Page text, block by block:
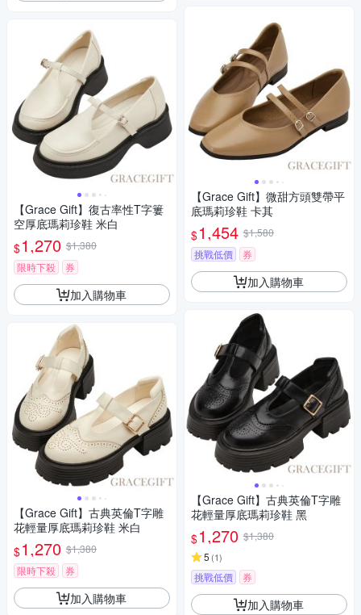
【Grace Gift】復古率性T字簍
空厚底瑪莉珍鞋 米白
$1,270 $1,380
限時下殺
券
加入購物車
【Grace Gift】古典英倫T字雕
花輕量厚底瑪莉珍鞋 米白
$1,270 $1,380
限時下殺
券
加入購物車
【Grace Gift】微甜方頭雙帶平
底瑪莉珍鞋 卡其
$1,454 $1,580
挑戰低價
券
加入購物車
【Grace Gift】古典英倫T字雕
花輕量厚底瑪莉珍鞋 黑
$1,270 $1,380
5 (1)
挑戰低價 券
加入購物車